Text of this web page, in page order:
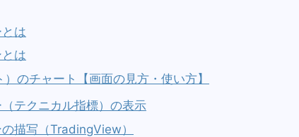
は
は
のチャート【画面の見方・使い方】
テクニカル指標）の表示
描写（TradingView）